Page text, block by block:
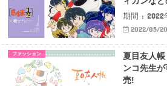
期間 : 2022
2022/05/20
ファッション
夏目友人
ンコ先生
売!